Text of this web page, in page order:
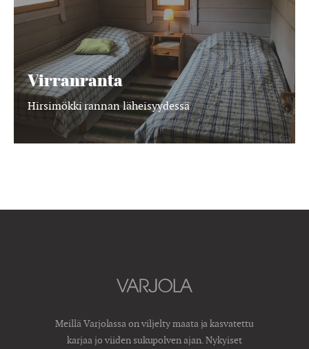
Virranranta
Hirsimökki rannan läheisyydessä
Meillä Varjolassa on viljelty maata ja kasvatettu
karjaa jo viiden sukupolven ajan. Nykyiset